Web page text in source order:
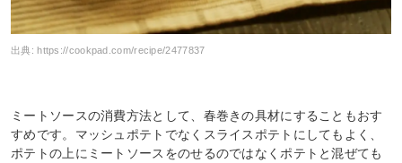
出典:https://cookpad.com/recipe/2477837
ミートソースの消費方法として、春巻きの具材にすることもおす
すめです。マッシュポテトでなくスライスポテトにしてもよく、
ポテトの上にミートソースをのせるのではなくポテトと混ぜても